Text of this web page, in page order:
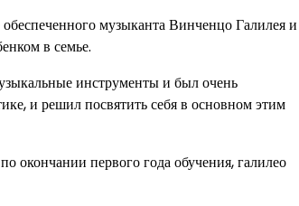
музыканта Винченцо Галилея и
в семье.
инструменты и был очень
и решил посвятить себя в основном этим
окончании первого года обучения, галилео